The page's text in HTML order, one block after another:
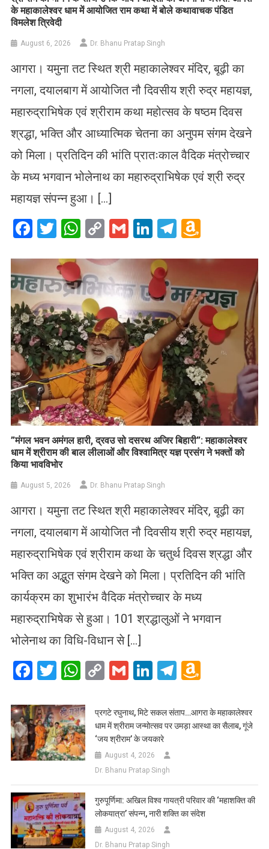
के महाकालेश्वर धाम में आयोजित राम कथा में बोले कथावाचक पंडित
विमलेश त्रिवेदी
August 6, 2026 Dr. Bhanu Pratap Singh
आगरा। यमुना तट स्थित श्री महाकालेश्वर मंदिर, बूढ़ी का
नगला, दयालबाग में आयोजित नौ दिवसीय श्री रुद्र महायज्ञ,
महारुद्राभिषेक एवं श्रीराम कथा महोत्सव के षष्ठम दिवस
श्रद्धा, भक्ति और आध्यात्मिक चेतना का अनुपम संगम देखने
को मिला। प्रतिदिन की भांति प्रातःकाल वैदिक मंत्रोच्चार
के मध्य भगवान भोलेनाथ का महारुद्राभिषेक एवं श्री रुद्र
महायज्ञ संपन्न हुआ। […]
Facebook
Twitter
WhatsApp
CopyGmailLinkedIn
Telegram
List
​”मंगल भवन अमंगल हारी, द्रवउ सो दसरथ अजिर बिहारी”: महाकालेश्वर
धाम में श्रीराम की बाल लीलाओं और विश्वामित्र यज्ञ प्रसंग ने भक्तों को
किया भावविभोर
August 5, 2026 Dr. Bhanu Pratap Singh
आगरा। यमुना तट स्थित श्री महाकालेश्वर मंदिर, बूढ़ी का
नगला, दयालबाग में आयोजित नौ दिवसीय श्री रुद्र महायज्ञ,
महारुद्राभिषेक एवं श्रीराम कथा के चतुर्थ दिवस श्रद्धा और
भक्ति का अद्भुत संगम देखने को मिला। प्रतिदिन की भांति
कार्यक्रम का शुभारंभ वैदिक मंत्रोच्चार के मध्य
महारुद्राभिषेक से हुआ। 101 श्रद्धालुओं ने भगवान
भोलेनाथ का विधि-विधान से […]
Facebook
Twitter
WhatsApp
CopyGmailLinkedIn
Telegram
List
प्रगटे रघुनाथ, मिटे सकल संताप…आगरा के महाकालेश्वर
धाम में श्रीराम जन्मोत्सव पर उमड़ा आस्था का सैलाब, गूंजे
‘जय श्रीराम’ के जयकारे
August 4, 2026
Dr. Bhanu Pratap Singh
गुरुपूर्णिमा: अखिल विश्व गायत्री परिवार की ‘महाशक्ति की
लोकयात्रा’ संपन्न, नारी शक्ति का संदेश
August 4, 2026
Dr. Bhanu Pratap Singh